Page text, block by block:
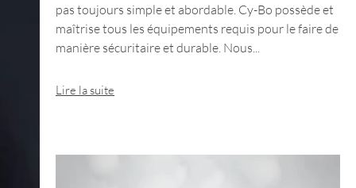
pas toujours simple et abordable. Cy-Bo possède et
maîtrise tous les équipements requis pour le faire de
manière sécuritaire et durable. Nous...
Lire la suite